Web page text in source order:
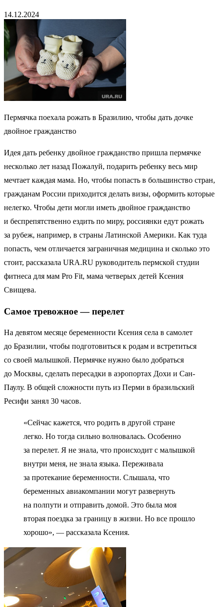
14.12.2024
Пермячка поехала рожать в Бразилию, чтобы дать дочке
двойное гражданство
Идея дать ребенку двойное гражданство пришла пермячке
несколько лет назад Пожалуй, подарить ребенку весь мир
мечтает каждая мама. Но, чтобы попасть в большинство стран,
гражданам России приходится делать визы, оформить которые
нелегко. Чтобы дети могли иметь двойное гражданство
и беспрепятственно ездить по миру, россиянки едут рожать
за рубеж, например, в страны Латинской Америки. Как туда
попасть, чем отличается заграничная медицина и сколько это
стоит, рассказала URA.RU руководитель пермской студии
фитнеса для мам Pro Fit, мама четверых детей Ксения
Свищева.
Самое тревожное — перелет
На девятом месяце беременности Ксения села в самолет
до Бразилии, чтобы подготовиться к родам и встретиться
со своей малышкой. Пермячке нужно было добраться
до Москвы, сделать пересадки в аэропортах Дохи и Сан-
Паулу. В общей сложности путь из Перми в бразильский
Ресифи занял 30 часов.
«Сейчас кажется, что родить в другой стране
легко. Но тогда сильно волновалась. Особенно
за перелет. Я не знала, что происходит с малышкой
внутри меня, не знала языка. Переживала
за протекание беременности. Слышала, что
беременных авиакомпании могут развернуть
на полпути и отправить домой. Это была моя
вторая поездка за границу в жизни. Но все прошло
хорошо», — рассказала Ксения.